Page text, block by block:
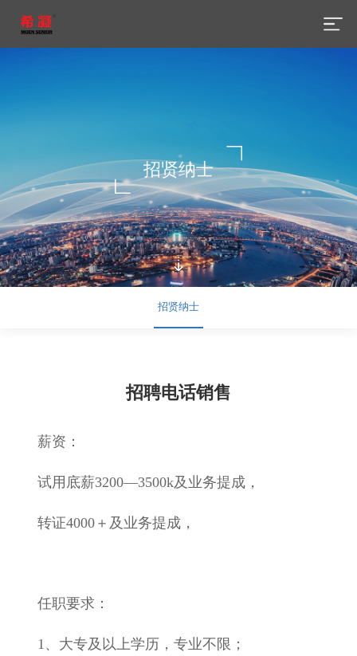
招贤纳士
招贤纳士
招聘电话销售
薪资：
试用底薪3200—3500k及业务提成，
转证4000＋及业务提成，
任职要求：
1、大专及以上学历，专业不限；